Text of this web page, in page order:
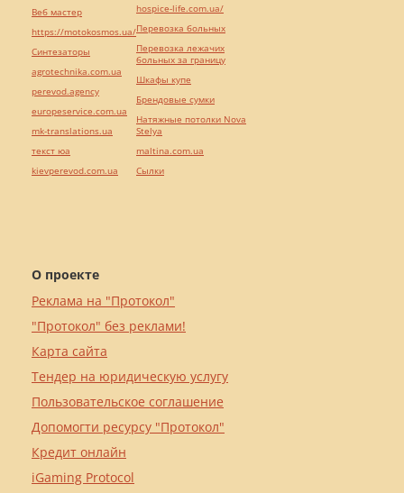
О проекте
Реклама на "Протокол"
"Протокол" без реклами!
Карта сайта
Тендер на юридическую услугу
Пользовательское соглашение
Допомогти ресурсу "Протокол"
Кредит онлайн
iGaming Protocol
Веб мастер
https://motokosmos.ua/
Синтезаторы
agrotechnika.com.ua
perevod.agency
europeservice.com.ua
mk-translations.ua
текст юа
kievperevod.com.ua
hospice-life.com.ua/
Перевозка больных
Перевозка лежачих
больных за границу
Шкафы купе
Брендовые сумки
Натяжные потолки Nova
Stelya
maltina.com.ua
Cылки